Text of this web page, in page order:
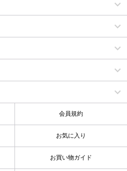
会員規約
お気に入り
お買い物ガイド